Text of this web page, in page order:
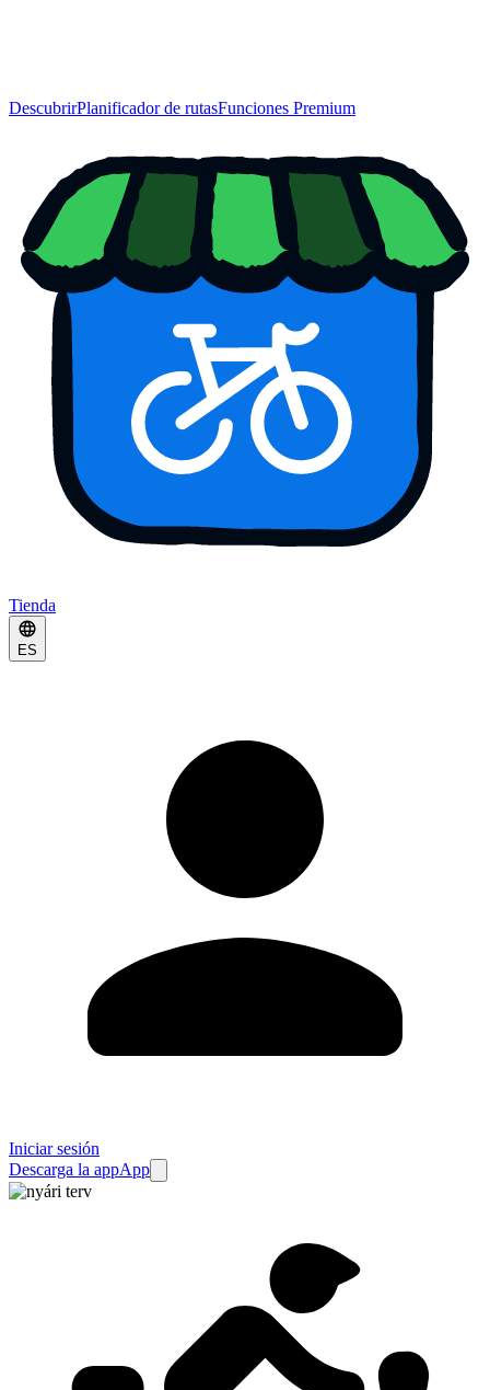
DescubrirPlanificador de rutasFunciones Premium
Tienda
ES
Iniciar sesión
Descarga la appApp